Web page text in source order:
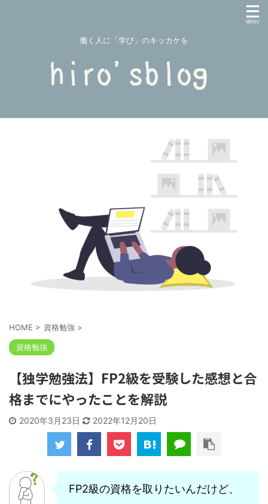
働く人に「学び」のキッカケを
HOME > 資格勉強 >
資格勉強
【独学勉強法】FP2級を受験した感想と合
格までにやったことを解説
2020年3月23日 2022年12月20日
FP2級の資格を取りたいんだけど、